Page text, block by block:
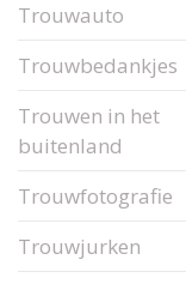
Trouwauto
Trouwbedankjes
Trouwen in het
buitenland
Trouwfotografie
Trouwjurken